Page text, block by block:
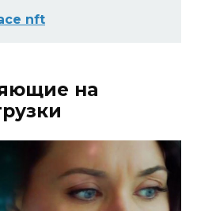
nft
на